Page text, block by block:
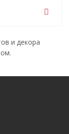
и декора